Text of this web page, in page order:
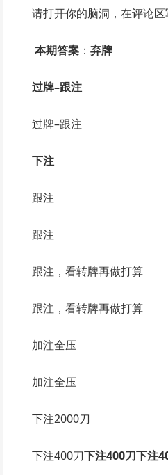
请打开你的脑洞，在评论
本期答案 ：弃牌
过牌–跟注
过牌–跟注
下注
跟注
跟注
跟注，看转牌再做打算
跟注，看转牌再做打算
加注全压
加注全压
下注2000刀
下注400刀下注400刀下注